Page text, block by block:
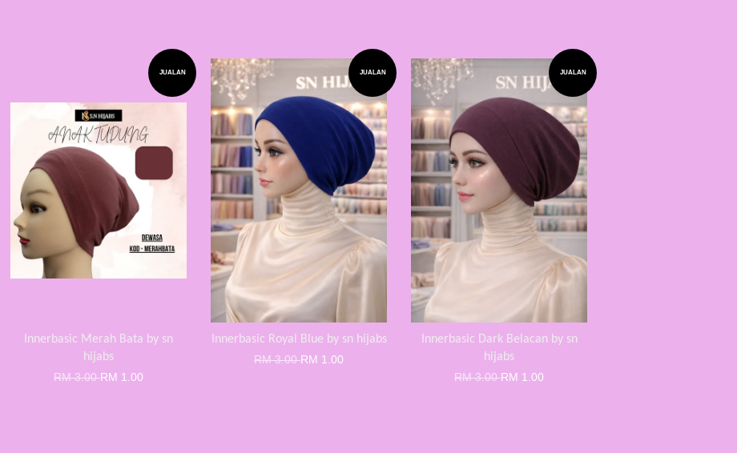
JUALAN
Innerbasic Merah Bata by sn
hijabs
RM 3.00RM 1.00
JUALAN
Innerbasic Royal Blue by sn hijabs
RM 3.00RM 1.00
JUALAN
Innerbasic Dark Belacan by sn
hijabs
RM 3.00RM 1.00